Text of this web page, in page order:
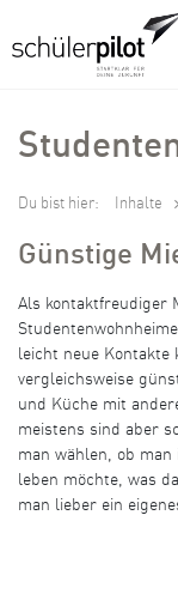
Du bist hier: Inhalte
Günstige
Als kontaktfreudiger
leicht neue
vergleichsweise
und Küche mit
meistens sind aber
man wählen, ob
leben möchte, was
man lieber ein